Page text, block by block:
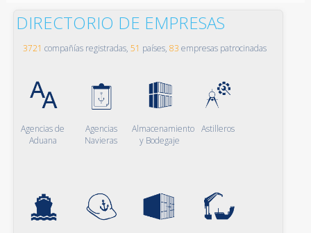
DIRECTORIO DE EMPRESAS
3721 compañías registradas, 51 países, 83 empresas patrocinadas
Agencias de
Aduana
Agencias
Navieras
Almacenamiento
y Bodegaje
Astilleros